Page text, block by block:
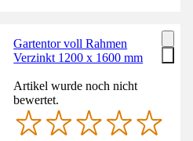
Gartentor voll Rahmen
Verzinkt 1200 x 1600 mm
Artikel wurde noch nicht
bewertet.